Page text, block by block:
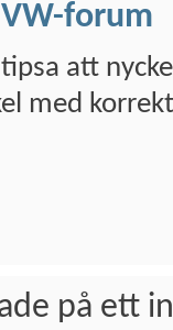
VW-forum
att
med
på ett